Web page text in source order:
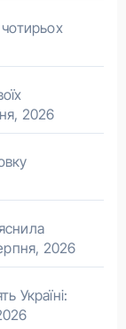
чотирьох
2026
2026
Україні: